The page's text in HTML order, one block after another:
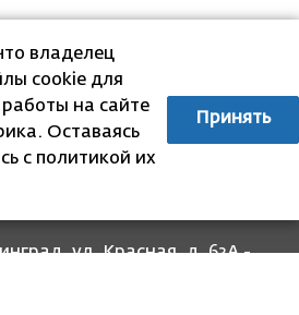
ул. Красная, д. 63А -
владелец
cookie для
на сайте
Оставаясь
с политикой их
Принять